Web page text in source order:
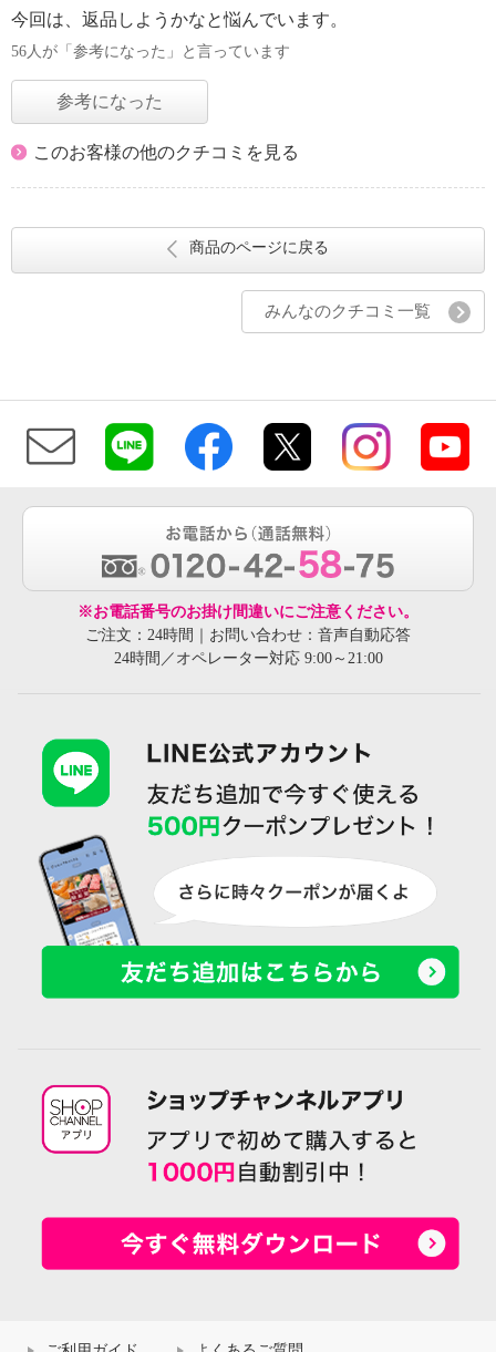
今回は、返品しようかなと悩んでいます。
56人が「参考になった」と言っています
参考になった
このお客様の他のクチコミを見る
商品のページに戻る
みんなのクチコミ一覧
※お電話番号のお掛け間違いにご注意ください。
ご注文：24時間｜お問い合わせ：音声自動応答
24時間／オペレーター対応 9:00～21:00